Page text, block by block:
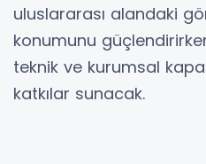
uluslararası alandaki
konumunu
teknik ve kurumsal
katkılar sunacak.